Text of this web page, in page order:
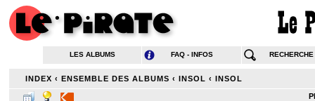
LES ALBUMS FAQ - INFOS RECHERCHE
INDEX ‹ ENSEMBLE DES ALBUMS ‹ INSOL ‹ INSOL